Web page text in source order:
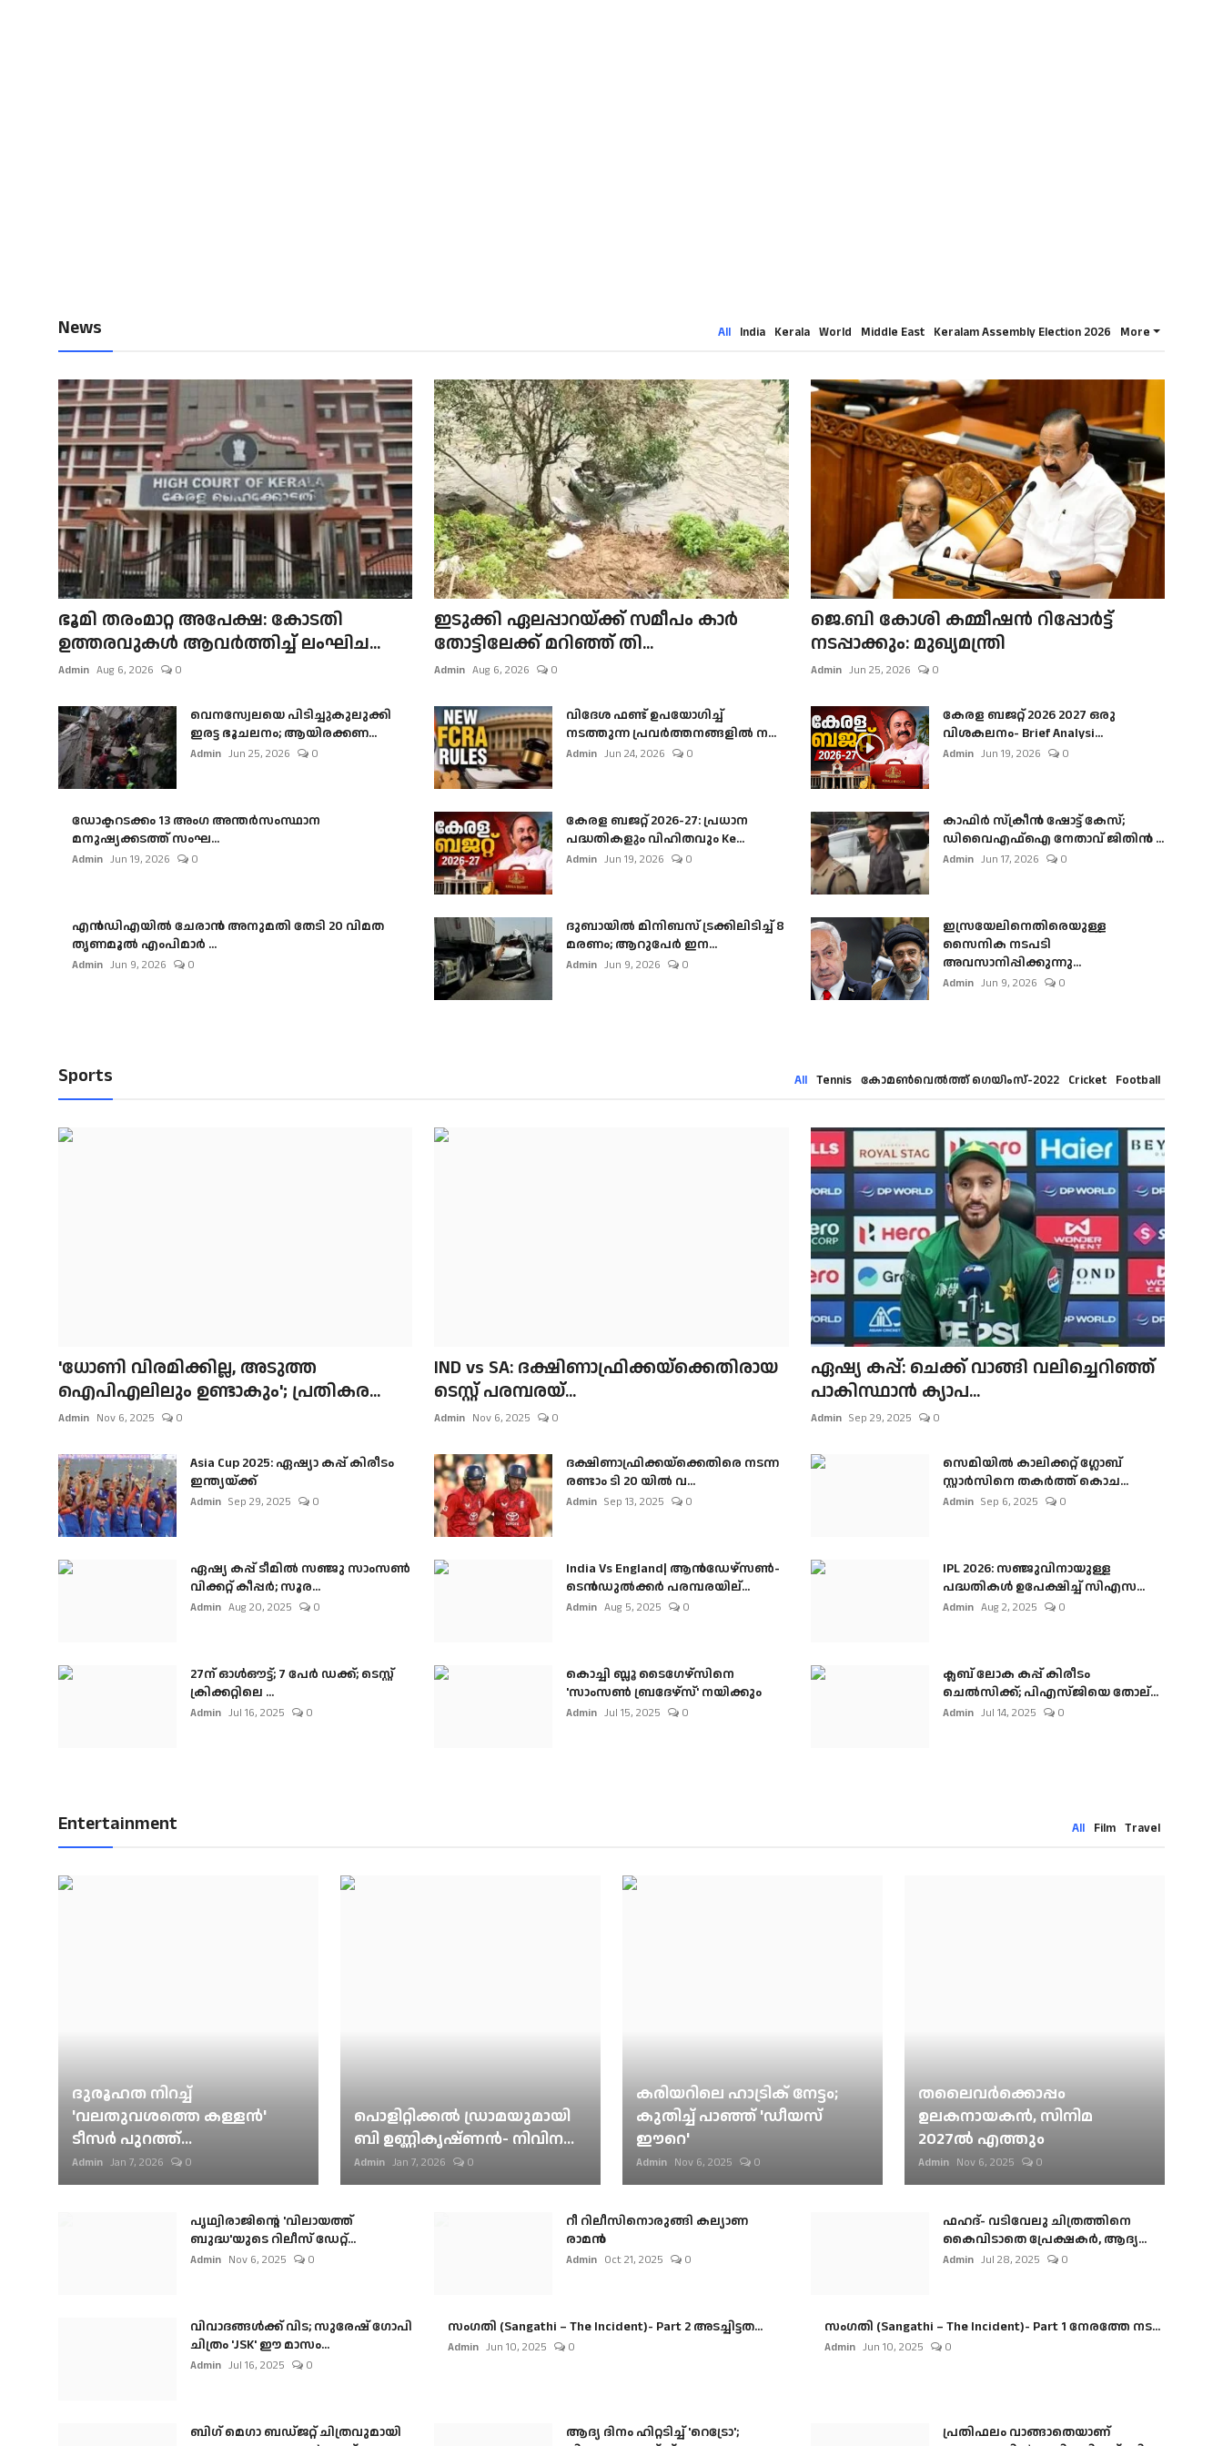
News All India Kerala World Middle East Keralam Assembly Election 2026 More
ഭൂമി തരംമാറ്റ അപേക്ഷ: കോടതി
ഉത്തരവുകൾ ആവർത്തിച്ച് ലംഘിച...
Admin Aug 6, 2026 0
ഇടുക്കി ഏലപ്പാറയ്ക്ക് സമീപം കാർ
തോട്ടിലേക്ക് മറിഞ്ഞ് തി...
Admin Aug 6, 2026 0
ജെ.ബി കോശി കമ്മീഷൻ റിപ്പോർട്ട്
നടപ്പാക്കും: മുഖ്യമന്ത്രി
Admin Jun 25, 2026 0
വെനസ്വേലയെ പിടിച്ചുകുലുക്കി
ഇരട്ട ഭൂചലനം; ആയിരക്കണ...
Admin Jun 25, 2026 0
വിദേശ ഫണ്ട് ഉപയോഗിച്ച്
നടത്തുന്ന പ്രവർത്തനങ്ങളിൽ ന...
Admin Jun 24, 2026 0
കേരള ബജറ്റ് 2026 2027 ഒരു
വിശകലനം- Brief Analysi...
Admin Jun 19, 2026 0
ഡോക്ടറടക്കം 13 അംഗ അന്തർസംസ്ഥാന
മനുഷ്യക്കടത്ത് സംഘ...
Admin Jun 19, 2026 0
കേരള ബജറ്റ് 2026-27: പ്രധാന
പദ്ധതികളും വിഹിതവും Ke...
Admin Jun 19, 2026 0
കാഫിർ സ്‌ക്രീൻ ഷോട്ട് കേസ്;
ഡിവൈഎഫ്ഐ നേതാവ് ജിതിൻ ...
Admin Jun 17, 2026 0
എൻഡിഎയിൽ ചേരാൻ അനുമതി തേടി 20 വിമത
തൃണമൂൽ എംപിമാർ ...
Admin Jun 9, 2026 0
ദുബായിൽ മിനിബസ്​ ട്രക്കിലിടിച്ച് 8
മരണം; ആറുപേർ ഇന...
Admin Jun 9, 2026 0
ഇസ്രയേലിനെതിരെയുള്ള
സൈനിക നടപടി
അവസാനിപ്പിക്കുന്നു...
Admin Jun 9, 2026 0
Sports All Tennis കോമൺവെൽത്ത് ഗെയിംസ്-2022 Cricket Football
'ധോണി വിരമിക്കില്ല, അടുത്ത
ഐപിഎലിലും ഉണ്ടാകും'; പ്രതികര...
Admin Nov 6, 2025 0
IND vs SA: ദക്ഷിണാഫ്രിക്കയ്‌ക്കെതിരായ
ടെസ്റ്റ് പരമ്പരയ്...
Admin Nov 6, 2025 0
ഏഷ്യ കപ്പ്: ചെക്ക് വാങ്ങി വലിച്ചെറിഞ്ഞ്
പാകിസ്ഥാൻ ക്യാപ...
Admin Sep 29, 2025 0
Asia Cup 2025: ഏഷ്യാ കപ്പ് കിരീടം
ഇന്ത്യയ്ക്ക്
Admin Sep 29, 2025 0
ദക്ഷിണാഫ്രിക്കയ്‌ക്കെതിരെ നടന്ന
രണ്ടാം ടി 20 യിൽ വ...
Admin Sep 13, 2025 0
സെമിയിൽ കാലിക്കറ്റ് ഗ്ലോബ്
സ്റ്റാർസിനെ തകർത്ത് കൊച...
Admin Sep 6, 2025 0
ഏഷ്യ കപ്പ് ടീമിൽ സഞ്ജു സാംസൺ
വിക്കറ്റ് കീപ്പർ; സൂര...
Admin Aug 20, 2025 0
India Vs England| ആൻഡേഴ്സൺ-
ടെൻഡുല്‍ക്കർ പരമ്പരയില്...
Admin Aug 5, 2025 0
IPL 2026: സഞ്ജുവിനായുള്ള
പദ്ധതികൾ ഉപേക്ഷിച്ച് സിഎസ...
Admin Aug 2, 2025 0
27ന് ഓൾഔട്ട്; 7 പേർ ഡക്ക്; ടെസ്റ്റ്
ക്രിക്കറ്റിലെ ...
Admin Jul 16, 2025 0
കൊച്ചി ബ്ലൂ ടൈഗേഴ്സിനെ
'സാംസൺ ബ്രദേഴ്സ്' നയിക്കും
Admin Jul 15, 2025 0
ക്ലബ് ലോക കപ്പ് കിരീടം
ചെല്‍സിക്ക്; പിഎസ്ജിയെ തോല്...
Admin Jul 14, 2025 0
Entertainment All Film Travel
ദുരൂഹത നിറച്ച്
'വലതുവശത്തെ കള്ളന്‍'
ടീസര്‍ പുറത്ത്...
Admin Jan 7, 2026 0
പൊളിറ്റിക്കല്‍ ഡ്രാമയുമായി
ബി ഉണ്ണികൃഷ്ണന്‍- നിവിന...
Admin Jan 7, 2026 0
കരിയറിലെ ഹാട്രിക് നേട്ടം;
കുതിച്ച് പാഞ്ഞ് 'ഡീയസ്
ഈറെ'
Admin Nov 6, 2025 0
തലൈവര്‍ക്കൊപ്പം
ഉലകനായകന്‍, സിനിമ
2027ല്‍ എത്തും
Admin Nov 6, 2025 0
പൃഥ്വിരാജിന്റെ 'വിലായത്ത്
ബുദ്ധ'യുടെ റിലീസ് ഡേറ്റ്...
Admin Nov 6, 2025 0
റീ റിലീസിനൊരുങ്ങി കല്യാണ
രാമൻ
Admin Oct 21, 2025 0
ഫഹദ്- വടിവേലു ചിത്രത്തിനെ
കൈവിടാതെ പ്രേക്ഷകർ, ആദ്യ...
Admin Jul 28, 2025 0
വിവാദങ്ങൾക്ക് വിട; സുരേഷ് ഗോപി
ചിത്രം 'JSK' ഈ മാസം...
Admin Jul 16, 2025 0
സംഗതി (Sangathi – The Incident)- Part 2 അടച്ചിട്ടത...
Admin Jun 10, 2025 0
സംഗതി (Sangathi – The Incident)- Part 1 നേരത്തേ നട...
Admin Jun 10, 2025 0
ബി​ഗ് മെഗാ ബഡ്ജറ്റ് ചിത്രവുമായി
ആദ്യ ദിനം ഹിറ്റടിച്ച് 'റെട്രോ';
പ്രതിഫലം വാങ്ങാതെയാണ്